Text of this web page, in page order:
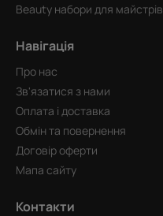
Beauty набори для майстрів
Навігація
Про нас
Зв'язатися з нами
Оплата і доставка
Обмін та повернення
Договір оферти
Мапа сайту
Контакти